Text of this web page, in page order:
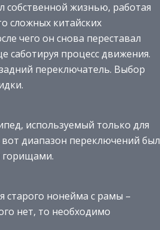
жизнью, работая
сложных китайских
чего он снова переставал
саботируя процесс движения.
переключатель. Выбор
используемый только для
диапазон переключений был
горищами.
старого нонейма с рамы –
нет, то необходимо